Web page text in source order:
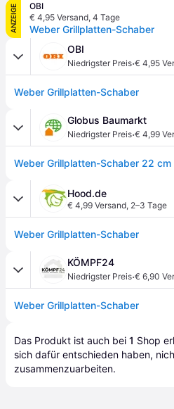
ANZEIGE
OBI
€ 4,95 Versand, 4 Tage
Weber Grillplatten-Schaber
OBI
Niedrigster Preis·€ 4,95
Weber Grillplatten-Schaber
Globus Baumarkt
Niedrigster Preis·€ 4,99
Weber Grillplatten-Schaber 22 cm
Hood.de
€ 4,99 Versand, 2–3 Tage
Weber Grillplatten-Schaber
KÖMPF24
Niedrigster Preis·€ 6,90
Weber Grillplatten-Schaber
Das Produkt ist auch bei 1 Shop
sich dafür entschieden haben,
zusammenzuarbeiten.